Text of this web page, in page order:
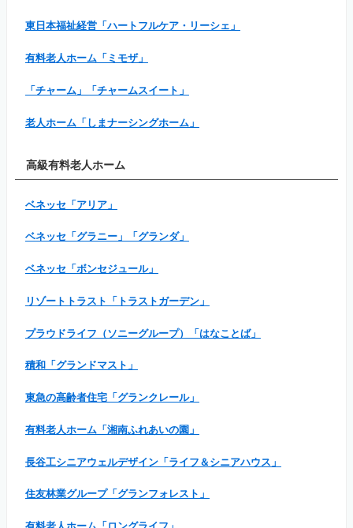
東日本福祉経営「ハートフルケア・リーシェ」
有料老人ホーム「ミモザ」
「チャーム」「チャームスイート」
老人ホーム「しまナーシングホーム」
高級有料老人ホーム
ベネッセ「アリア」
ベネッセ「グラニー」「グランダ」
ベネッセ「ボンセジュール」
リゾートトラスト「トラストガーデン」
プラウドライフ（ソニーグループ）「はなことば」
積和「グランドマスト」
東急の高齢者住宅「グランクレール」
有料老人ホーム「湘南ふれあいの園」
長谷工シニアウェルデザイン「ライフ＆シニアハウス」
住友林業グループ「グランフォレスト」